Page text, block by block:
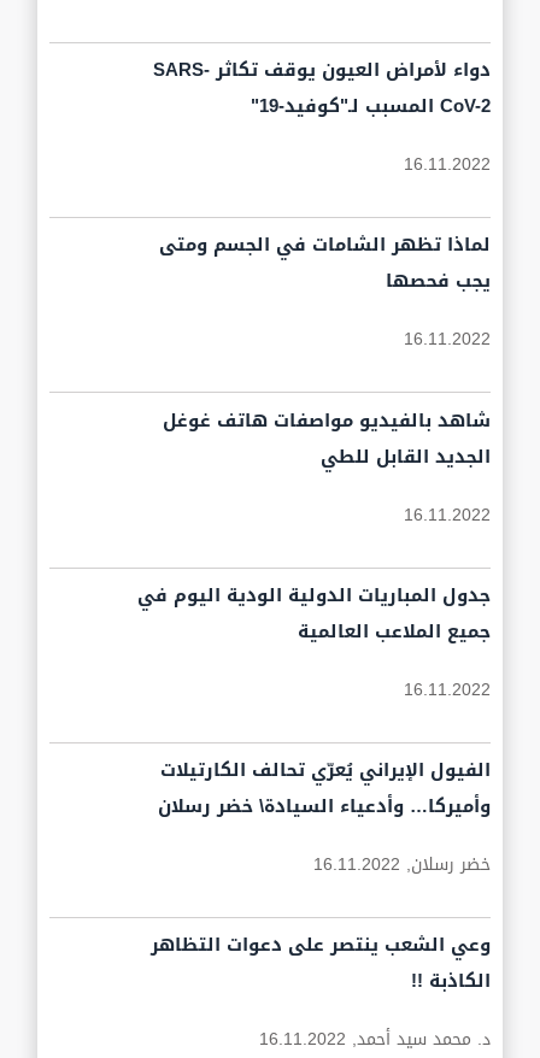
دواء لأمراض العيون يوقف تكاثر SARS-
CoV-2 المسبب لـ"كوفيد-19"
16.11.2022
لماذا تظهر الشامات في الجسم ومتى
يجب فحصها
16.11.2022
شاهد بالفيديو مواصفات هاتف غوغل
الجديد القابل للطي
16.11.2022
جدول المباريات الدولية الودية اليوم في
جميع الملاعب العالمية
16.11.2022
الفيول الإيراني يُعرّي تحالف الكارتيلات
وأميركا… وأدعياء السيادة\ خضر رسلان
خضر رسلان, 16.11.2022
وعي الشعب ينتصر على دعوات التظاهر
الكاذبة !!
د. محمد سيد أحمد, 16.11.2022